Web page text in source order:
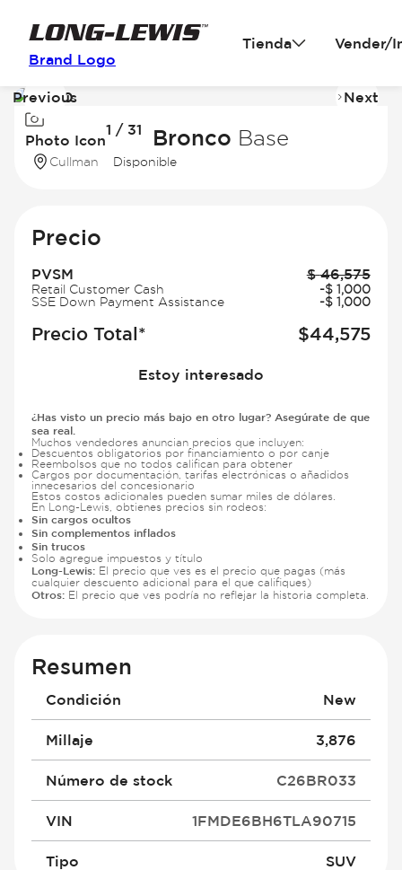
Brand Logo
Tienda Vender/
Image
of
Photo Icon
1 / 31
Previous Next
2026 Ford Bronco Base
Cullman Disponible
Precio
PVSM $ 46,575
Retail Customer Cash -$ 1,000
SSE Down Payment Assistance
-$ 1,000
Precio Total* $44,575
Estoy interesado
¿Has visto un precio más bajo en otro lugar? Asegúrate de que
sea real.
Muchos vendedores anuncian precios que incluyen:
Descuentos obligatorios por financiamiento o por canje
Reembolsos que no todos califican para obtener
Cargos por documentación, tarifas electrónicas o añadidos
innecesarios del concesionario
Estos costos adicionales pueden sumar miles de dólares.
En Long-Lewis, obtienes precios sin rodeos:
Sin cargos ocultos
Sin complementos inflados
Sin trucos
Solo agregue impuestos y título
Long-Lewis: El precio que ves es el precio que pagas (más
cualquier descuento adicional para el que califiques)
Otros: El precio que ves podría no reflejar la historia completa.
Resumen
Condición New
Millaje 3,876
Número de stock C26BR033
VIN 1FMDE6BH6TLA90715
Tipo SUV